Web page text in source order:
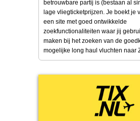
betrouwbare partij is (bestaan al
lage vliegticketprijzen. Je boekt je
een site met goed ontwikkelde
zoekfunctionaliteiten waar jij
maken bij het zoeken van de
mogelijke long haul vluchten naar